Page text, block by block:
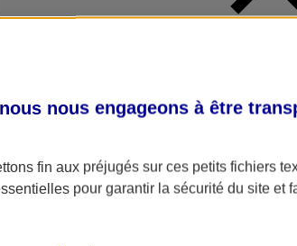
nous engageons à être
fin aux préjugés sur ces petits fichiers
pour garantir la sécurité du site et